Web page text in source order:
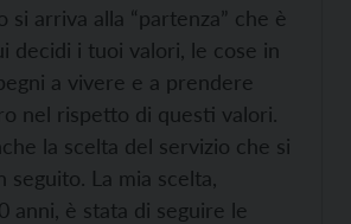
si arriva alla “partenza” che è
decidi i tuoi valori, le cose in
a vivere e a prendere
nel rispetto di questi valori.
la scelta del servizio che si
La mia scelta,
anni, è stata di seguire le